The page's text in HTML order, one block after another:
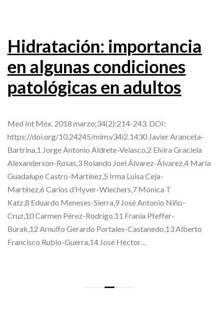
Hidratación: importancia
en algunas condiciones
patológicas en adultos
Med Int Méx. 2018 marzo;34(2):214-243. DOI:
https://doi.org/10.24245/mim.v34i2.1430 Javier Aranceta-
Bartrina,1 Jorge Antonio Aldrete-Velasco,2 Elvira Graciela
Alexanderson-Rosas,3 Rolando Joel Álvarez-Álvarez,4 María
Guadalupe Castro-Martínez,5 Irma Luisa Ceja-
Martínez,6 Carlos d’Hyver-Wiechers,7 Mónica T
Katz,8 Eduardo Meneses-Sierra,9 José Antonio Niño-
Cruz,10 Carmen Pérez-Rodrigo,11 Frania Pfeffer-
Burak,12 Arnulfo Gerardo Portales-Castanedo,13 Alberto
Francisco Rubio-Guerra,14 José Héctor…